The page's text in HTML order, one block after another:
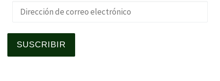
Dirección de correo electrónico
SUSCRIBIR